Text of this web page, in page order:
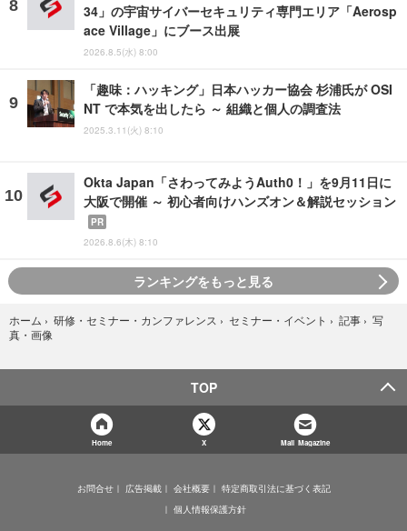
34」の宇宙サイバーセキュリティ専門エリア「Aerosp
ace Village」にブース出展
2026.8.5(水) 8:00
「趣味：ハッキング」日本ハッカー協会 杉浦氏が OSI
NT で本気を出したら ～ 組織と個人の調査法
2025.3.11(火) 8:10
Okta Japan「さわってみようAuth0！」を9月11日に
大阪で開催 ～ 初心者向けハンズオン＆解説セッション
PR
2026.8.6(木) 8:10
ランキングをもっと見る
ホーム › 研修・セミナー・カンファレンス › セミナー・イベント › 記事 › 写
真・画像
TOP
Home X Mail Magazine
お問合せ 広告掲載 会社概要
特定商取引法に基づく表記
個人情報保護方針